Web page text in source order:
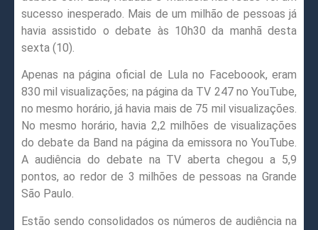
sucesso inesperado. Mais de um milhão de pessoas já
havia assistido o debate às 10h30 da manhã desta
sexta (10).
Apenas na página oficial de Lula no Faceboook, eram
830 mil visualizações; na página da TV 247 no YouTube,
no mesmo horário, já havia mais de 75 mil visualizações.
No mesmo horário, havia 2,2 milhões de visualizações
do debate da Band na página da emissora no YouTube.
A audiência do debate na TV aberta chegou a 5,9
pontos, ao redor de 3 milhões de pessoas na Grande
São Paulo.
Estão sendo consolidados os números de audiência na